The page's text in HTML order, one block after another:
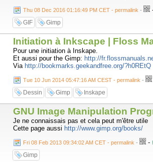
Thu 08 Dec 2016 01:16:49 PM CET - permalink -
GIF Gimp
Initiation à Inkscape | Floss
Pour une initiation à Inskape.
Et aussi pour the Gimp: http://
Via http://bookmarks.geekandfree.org/?h0REtQ
Tue 10 Jun 2014 05:47:16 AM CEST - permalink -
Dessin Gimp Inskape
GNU Image Manipulation
Je ne connaissais pas et cela peut m'être utile
Cette page aussi http://www.gimp.org/books/
Fri 08 Feb 2013 09:34:02 AM CET - permalink - -
Gimp